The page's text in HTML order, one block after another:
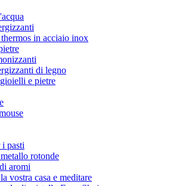
thermos in acciaio inox
di legno
e pietre
i pasti
rotonde
aromi
vostra casa e meditare